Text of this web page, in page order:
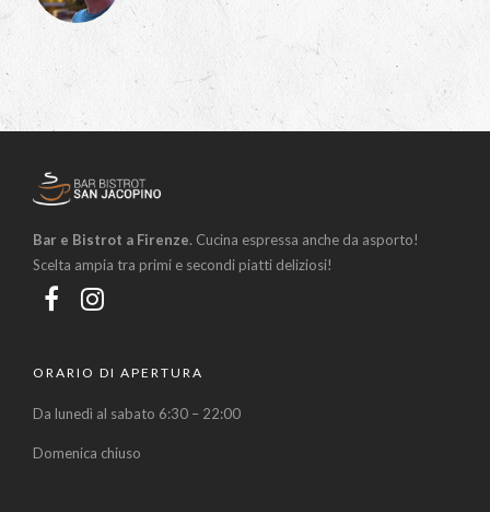
Bar e Bistrot a Firenze. Cucina espressa anche da asporto!
Scelta ampia tra primi e secondi piatti deliziosi!
ORARIO DI APERTURA
Da lunedì al sabato 6:30 – 22:00
Domenica chiuso